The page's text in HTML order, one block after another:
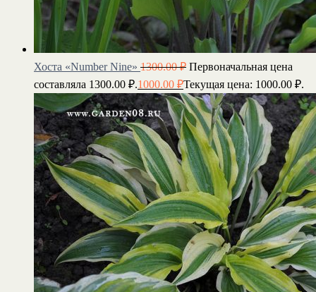
Хоста «Number Nine» 1300.00₽ Первоначальная цена
составляла 1300.00 ₽.1000.00 ₽Текущая цена: 1000.00 ₽.